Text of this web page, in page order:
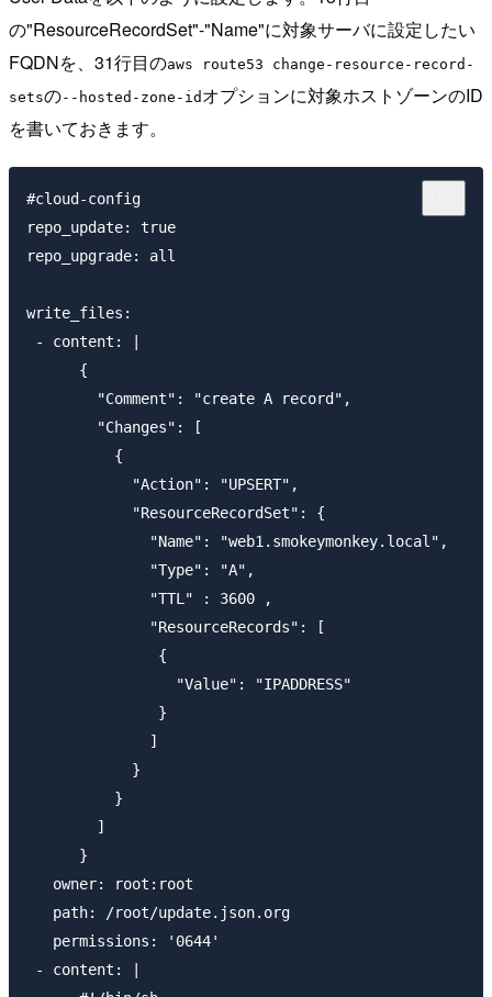
の"ResourceRecordSet"-"Name"に対象サーバに設定したい
FQDNを、31行目のaws route53 change-resource-record-
setsの--hosted-zone-id オプションに対象ホストゾーンのID
を書いておきます。
#cloud-config
repo_update: true
repo_upgrade: all
write_files:
- content: |
      {
        "Comment": "create A record",
        "Changes": [
          {
            "Action": "UPSERT",
            "ResourceRecordSet": {
              "Name": "web1.smokeymonkey.local",
              "Type": "A",
              "TTL" : 3600 ,
              "ResourceRecords": [
               {
                 "Value": "IPADDRESS"
               }
              ]
            }
          }
        ]
      }
   owner: root:root
   path: /root/update.json.org
   permissions: '0644'
- content: |